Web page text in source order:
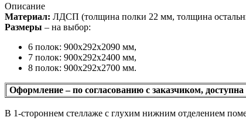
Описание
Материал: ЛДСП (толщина полки 22 мм, толщина
Размеры – на выбор:
6 полок: 900х292х2090 мм,
7 полок: 900х292х2400 мм,
8 полок: 900х292х2700 мм.
Оформление – по согласованию с заказчиком,
В 1-стороннем стеллаже с глухим нижним отделением